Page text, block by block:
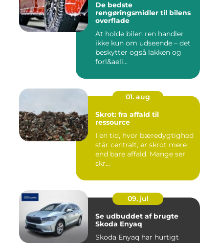
De bedste
rengøringsmidler til bilens
overflade
At holde bilen ren handler
ikke kun om udseende – det
beskytter også lakken og
forl&aeli...
01. aug
Skrot: fra affald til
ressource
I en tid, hvor bæredygtighed
står centralt, er skrot mere
end bare affald. Mange ser
skr...
09. jul
Se udbuddet af brugte
Skoda Enyaq
Skoda Enyaq har hurtigt